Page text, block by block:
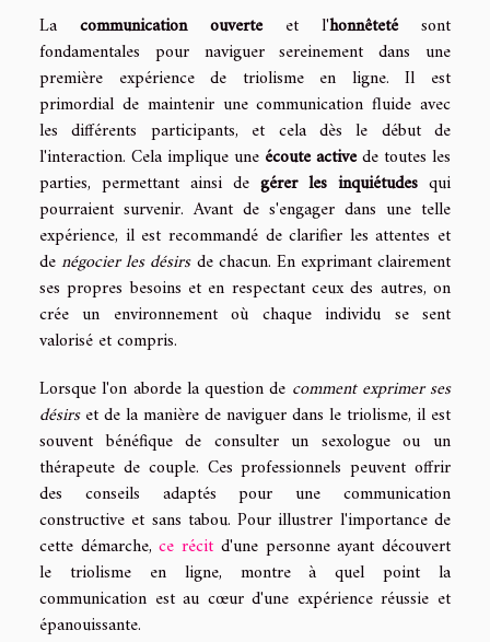
La communication ouverteet l'honnêtetésont
fondamentales pour naviguer sereinement dans une
première expérience de triolisme en ligne. Il est
primordial de maintenir une communication fluide avec
les différents participants, et cela dès le début de
l'interaction. Cela implique une écoute activede toutes les
parties, permettant ainsi de gérer les inquiétudes qui
pourraient survenir. Avant de s'engager dans une telle
expérience, il est recommandé de clarifier les attentes et
denégocier les désirsde chacun. En exprimant clairement
ses propres besoins et en respectant ceux des autres, on
crée un environnement où chaque individu se sent
valorisé et compris.
Lorsque l'on aborde la question de comment exprimer ses
désirset de la manière de naviguer dans le triolisme, il est
souvent bénéfique de consulter un sexologue ou un
thérapeute de couple. Ces professionnels peuvent offrir
des conseils adaptés pour une communication
constructive et sans tabou. Pour illustrer l'importance de
cette démarche,ce récit d'une personne ayant découvert
le triolisme en ligne, montre à quel point la
communication est au cœur d'une expérience réussie et
épanouissante.